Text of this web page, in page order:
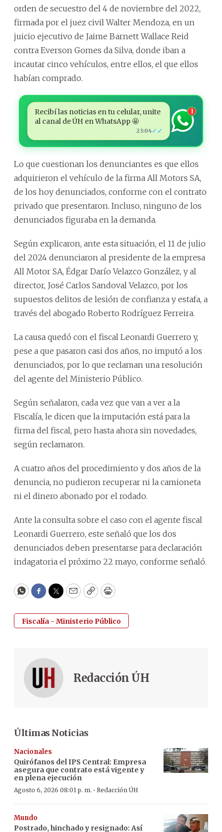
orden de secuestro del 4 de noviembre del 2022,
firmada por el juez civil Walter Mendoza, en un
juicio ejecutivo de Jaime Barnett Wallace Reid
contra Everson Gomes da Silva, donde iban a
incautar cinco vehículos, entre ellos, el que ellos
habían comprado.
Recibí las noticias en tu celular, unite
al canal de ÚH en WhatsApp 🤩
23:04✓✓
1
Lo que cuestionan los denunciantes es que ellos
adquirieron el vehículo de la firma All Motors SA,
de los hoy denunciados, conforme con el contrato
privado que presentaron. Incluso, ninguno de los
denunciados figuraba en la demanda.
Según explicaron, ante esta situación, el 11 de julio
del 2024 denunciaron al presidente de la empresa
All Motor SA, Édgar Darío Velazco González, y al
director, José Carlos Sandoval Velazco, por los
supuestos delitos de lesión de confianza y estafa, a
través del abogado Roberto Rodríguez Ferreira.
La causa quedó con el fiscal Leonardi Guerrero y,
pese a que pasaron casi dos años, no imputó a los
denunciados, por lo que reclaman una resolución
del agente del Ministerio Público.
Según señalaron, cada vez que van a ver a la
Fiscalía, le dicen que la imputación está para la
firma del fiscal, pero hasta ahora sin novedades,
según reclamaron.
A cuatro años del procedimiento y dos años de la
denuncia, no pudieron recuperar ni la camioneta
ni el dinero abonado por el rodado.
Ante la consulta sobre el caso con el agente fiscal
Leonardi Guerrero, este señaló que los dos
denunciados deben presentarse para declaración
indagatoria el próximo 22 mayo, conforme señaló.
WhatsApp
Facebook
Twitter
EmailCopyPrint
Fiscalía - Ministerio Público
Redacción ÚH
Últimas Noticias
Nacionales
Quirófanos del IPS Central: Empresa
asegura que contrato está vigente y
en plena ejecución
Agosto 6, 2026 08:01 p. m. · Redacción ÚH
Mundo
Postrado, hinchado y resignado: Así